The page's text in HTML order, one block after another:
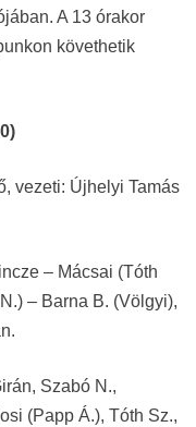
A 13 órakor
követhetik
vezeti: Újhelyi Tamás
– Mácsai (Tóth
– Barna B. (Völgyi),
Szabó N.,
(Papp Á.), Tóth Sz.,